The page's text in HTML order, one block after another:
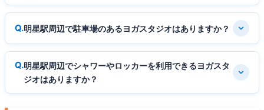
明星駅周辺で駐車場のあるヨガスタジオはありますか？
明星駅周辺でシャワーやロッカーを利用できるヨガスタ
ジオはありますか？